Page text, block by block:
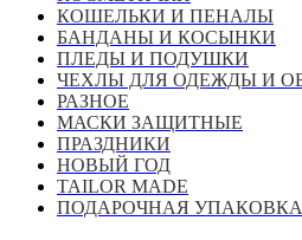
КОШЕЛЬКИ И ПЕНАЛЫ
БАНДАНЫ И КОСЫНКИ
ПЛЕДЫ И ПОДУШКИ
ЧЕХЛЫ ДЛЯ ОДЕЖДЫ И
РАЗНОЕ
МАСКИ ЗАЩИТНЫЕ
ПРАЗДНИКИ
НОВЫЙ ГОД
TAILOR MADE
ПОДАРОЧНАЯ